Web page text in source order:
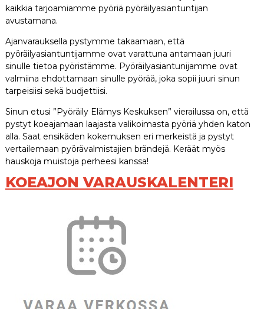
kaikkia tarjoamiamme pyöriä pyöräilyasiantuntijan
avustamana.
Ajanvarauksella pystymme takaamaan, että
pyöräilyasiantuntijamme ovat varattuna antamaan juuri
sinulle tietoa pyöristämme. Pyöräilyasiantunijamme ovat
valmiina ehdottamaan sinulle pyörää, joka sopii juuri sinun
tarpeisiisi sekä budjettiisi.
Sinun etusi ”Pyöräily Elämys Keskuksen” vierailussa on, että
pystyt koeajamaan laajasta valikoimasta pyöriä yhden katon
alla. Saat ensikäden kokemuksen eri merkeistä ja pystyt
vertailemaan pyörävalmistajien brändejä. Keräät myös
hauskoja muistoja perheesi kanssa!
KOEAJON VARAUSKALENTERI